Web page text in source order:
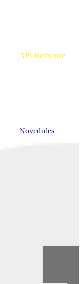
API Reference
Novedades